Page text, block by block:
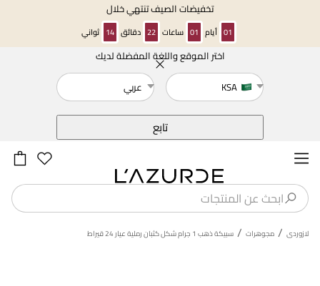
تخفيضات الصيف تنتهي خلال
01 أيام 01 ساعات 22 دقائق 13 ثواني
اختر الموقع واللغة المفضلة لديك
KSA
عربي
تابع
لازوردى / مجوهرات / سبيكة ذهب 1 جرام شكل كثبان رملية عيار 24 قيراط